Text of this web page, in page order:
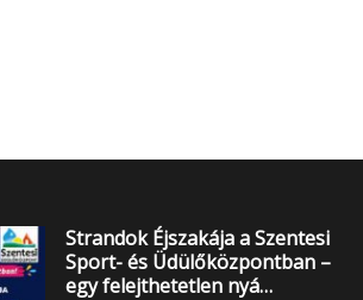
Strandok Éjszakája a Szentesi
Sport- és Üdülőközpontban –
egy felejthetetlen nyá…